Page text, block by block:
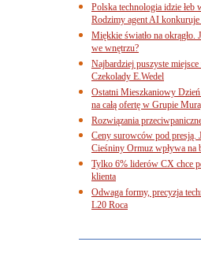
Polska technologia idzie łeb
Rodzimy agent AI
Miękkie światło na okrągło.
we wnętrzu?
Najbardziej puszyste
Czekolady E.Wedel
Ostatni Mieszkaniowy
na całą ofertę w Grupie
Rozwiązania
Ceny surowców pod presją.
Cieśniny Ormuz wpływa na
Tylko 6% liderów CX chce
klienta
Odwaga formy, precyzja
L20 Roca